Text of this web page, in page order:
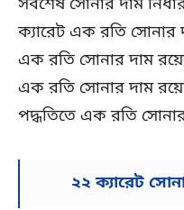
সর্বশেষ সোনার দাম
ক্যারেট এক রতি সোনার
এক রতি সোনার দাম
এক রতি সোনার দাম
পদ্ধতিতে এক রতি
২২ ক্যারেট